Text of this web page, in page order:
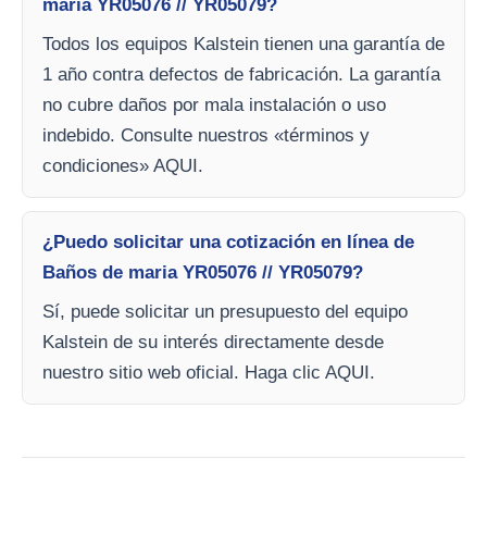
maria YR05076 // YR05079?
Todos los equipos Kalstein tienen una garantía de
1 año contra defectos de fabricación. La garantía
no cubre daños por mala instalación o uso
indebido. Consulte nuestros «términos y
condiciones» AQUI.
¿Puedo solicitar una cotización en línea de
Baños de maria YR05076 // YR05079?
Sí, puede solicitar un presupuesto del equipo
Kalstein de su interés directamente desde
nuestro sitio web oficial. Haga clic AQUI.